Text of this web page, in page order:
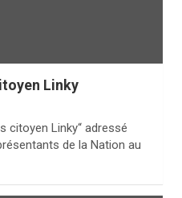
Linky
citoyen Linky“ adressé
de la Nation au